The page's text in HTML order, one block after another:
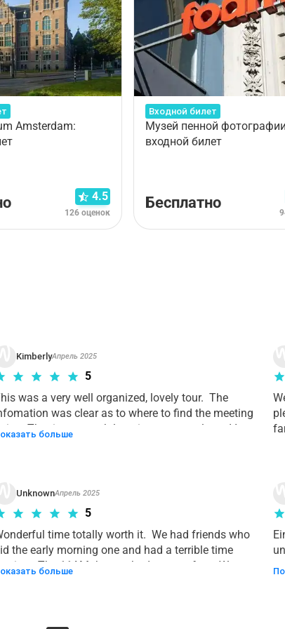
Amsterdam:
4.5
126 оценок
Входной билет
Музей пенной
входной билет
Бесплатно
KimberlyАпрель 2025
5
was a very well organized, lovely tour.  The
was clear as to where to find the meeting
The time at each location was ample and I
больше
UnknownАпрель 2025
5
time totally worth it.  We had friends who
the early morning one and had a terrible time
The 11AM that we had was perfect.  Went to
больше